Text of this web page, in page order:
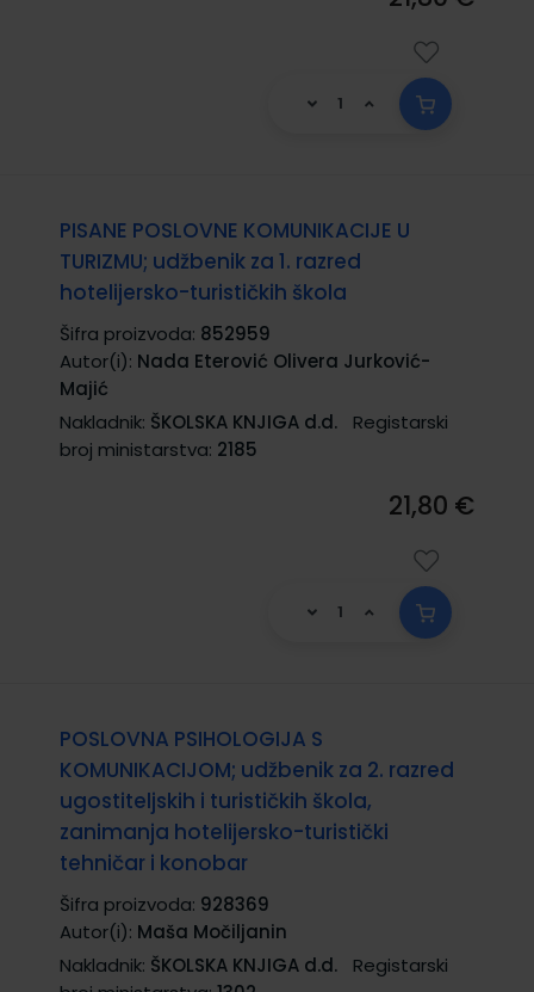
PISANE POSLOVNE KOMUNIKACIJE U
TURIZMU; udžbenik za 1. razred
hotelijersko-turističkih škola
Šifra proizvoda: 852959
Autor(i): Nada Eterović Olivera Jurković-
Majić
Nakladnik: ŠKOLSKA KNJIGA d.d.
Registarski
broj ministarstva: 2185
21,80 €
POSLOVNA PSIHOLOGIJA S
KOMUNIKACIJOM; udžbenik za 2. razred
ugostiteljskih i turističkih škola,
zanimanja hotelijersko-turistički
tehničar i konobar
Šifra proizvoda: 928369
Autor(i): Maša Močiljanin
Nakladnik: ŠKOLSKA KNJIGA d.d.
Registarski